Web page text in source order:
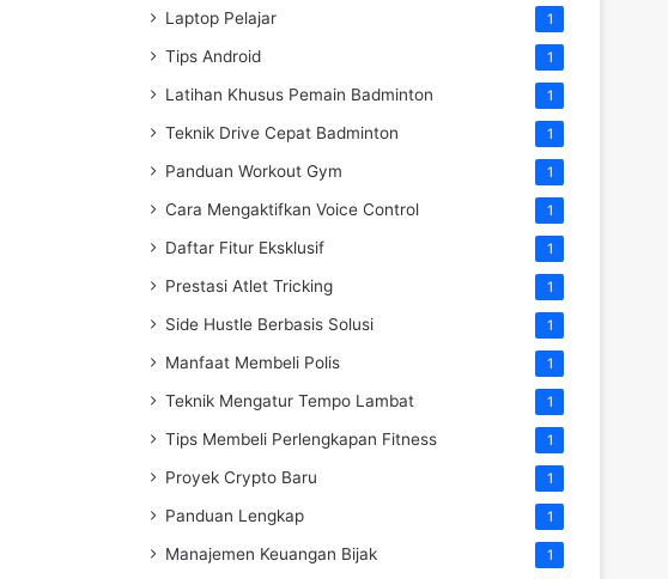
Laptop Pelajar 1
Tips Android 1
Latihan Khusus Pemain Badminton 1
Teknik Drive Cepat Badminton 1
Panduan Workout Gym 1
Cara Mengaktifkan Voice Control 1
Daftar Fitur Eksklusif 1
Prestasi Atlet Tricking 1
Side Hustle Berbasis Solusi 1
Manfaat Membeli Polis 1
Teknik Mengatur Tempo Lambat 1
Tips Membeli Perlengkapan Fitness 1
Proyek Crypto Baru 1
Panduan Lengkap 1
Manajemen Keuangan Bijak 1